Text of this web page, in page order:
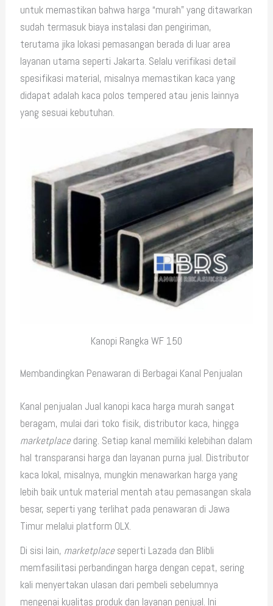
untuk memastikan bahwa harga “murah” yang ditawarkan
sudah termasuk biaya instalasi dan pengiriman,
terutama jika lokasi pemasangan berada di luar area
layanan utama seperti Jakarta. Selalu verifikasi detail
spesifikasi material, misalnya memastikan kaca yang
didapat adalah kaca polos tempered atau jenis lainnya
yang sesuai kebutuhan.
Kanopi Rangka WF 150
Membandingkan Penawaran di Berbagai Kanal Penjualan
Kanal penjualan Jual kanopi kaca harga murah sangat
beragam, mulai dari toko fisik, distributor kaca, hingga
marketplacedaring. Setiap kanal memiliki kelebihan dalam
hal transparansi harga dan layanan purna jual. Distributor
kaca lokal, misalnya, mungkin menawarkan harga yang
lebih baik untuk material mentah atau pemasangan skala
besar, seperti yang terlihat pada penawaran di Jawa
Timur melalui platform OLX.
Di sisi lain, marketplaceseperti Lazada dan Blibli
memfasilitasi perbandingan harga dengan cepat, sering
kali menyertakan ulasan dari pembeli sebelumnya
mengenai kualitas produk dan layanan penjual. Ini